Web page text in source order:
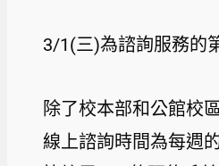
3/1(三)為諮詢服務的
除了校本部和公館校
線上諮詢時間為每週